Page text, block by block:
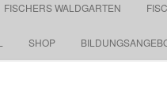
FISCHERS WALDGARTEN
SHOP